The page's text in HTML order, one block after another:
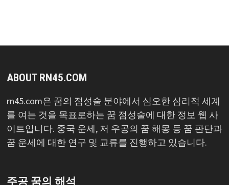
ABOUT RN45.COM
rn45.com은 꿈의 점성술 분야에서 심오한 심리적 세계
를 여는 것을 목표로하는 꿈 점성술에 대한 정보 웹 사
이트입니다. 중국 운세, 저 우공의 꿈 해몽 등 꿈 판단과
꿈 운세에 대한 연구 및 교류를 진행하고 있습니다.
주공 꿈의 해석